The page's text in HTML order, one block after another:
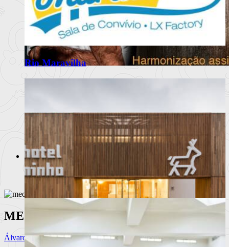
Rio Maravilha
Octávio Freitas, chef do Desarma, é o convidado de julho do
Palatial Atí
Ler mais+
Moda
Notícias
Eventos
Marcas
Beleza /Cosmética
MEO Kalorama | Dia 1 (31.08.2023)
Álvaro Graça